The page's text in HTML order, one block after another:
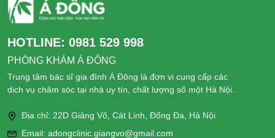
HOTLINE: 0981 529 998
PHÒNG KHÁM Á ĐÔNG
Trung tâm bác sĩ gia đình Á Đông là đơn vị cung cấp các
dịch vụ chăm sóc tại nhà uy tín, chất lượng số một Hà Nội.
Địa chỉ: 22D Giảng Võ, Cát Linh, Đống Đa, Hà Nội
Email: adongclinic.giangvo@gmail.com